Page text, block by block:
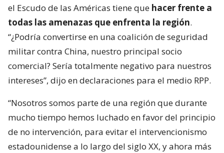
el Escudo de las Américas tiene que hacer frente a
todas las amenazas que enfrenta la región.
“¿Podría convertirse en una coalición de seguridad
militar contra China, nuestro principal socio
comercial? Sería totalmente negativo para nuestros
intereses”, dijo en declaraciones para el medio RPP.
“Nosotros somos parte de una región que durante
mucho tiempo hemos luchado en favor del principio
de no intervención, para evitar el intervencionismo
estadounidense a lo largo del siglo XX, y ahora más